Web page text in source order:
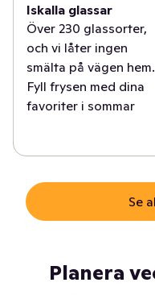
Iskalla glassar
Över 230 glassorter,
och vi låter ingen
smälta på vägen hem.
Fyll frysen med dina
favoriter i sommar
Se
Planera